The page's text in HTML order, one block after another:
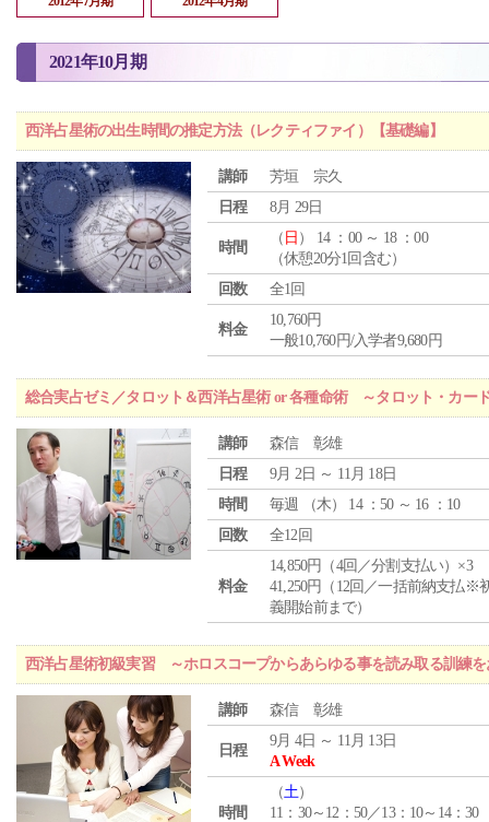
2021年10月期
西洋占星術の出生時間の推定方法（レクティファイ）【基礎編】
講師
芳垣 宗久
日程
8月 29日
時間
（ 日 ） 14 ：00 ～ 18 ：00
（休憩20分1回含む）
回数
全1回
料金
10,760円
一般10,760円/入学者9,680円
総合実占ゼミ／タロット＆西洋占星術 or 各種命術 ～タロット・カー
講師
森信 彰雄
日程
9月 2日 ～ 11月 18日
時間
毎週 （木） 14 ：50 ～ 16 ：10
回数
全12回
料金
14,850円（4回／分割支払い）×3
41,250円（12回／一括前納支払※
義開始前まで）
西洋占星術初級実習 ～ホロスコープからあらゆる事を読み取る訓練を
講師 森信 彰雄
日程
9月 4日 ～ 11月 13日
A Week
時間
（土）
11：30～12：50／13：10～14：30